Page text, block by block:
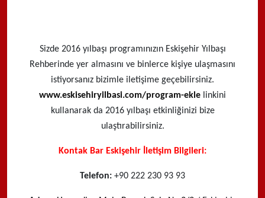
Sizde 2016 yılbaşı programınızın Eskişehir Yılbaşı
Rehberinde yer almasını ve binlerce kişiye ulaşmasını
istiyorsanız bizimle iletişime geçebilirsiniz.
www.eskisehiryilbasi.com/program-ekle linkini
kullanarak da 2016 yılbaşı etkinliğinizi bize
ulaştırabilirsiniz.
Kontak Bar Eskişehir İletişim Bilgileri:
Telefon: +90 222 230 93 93